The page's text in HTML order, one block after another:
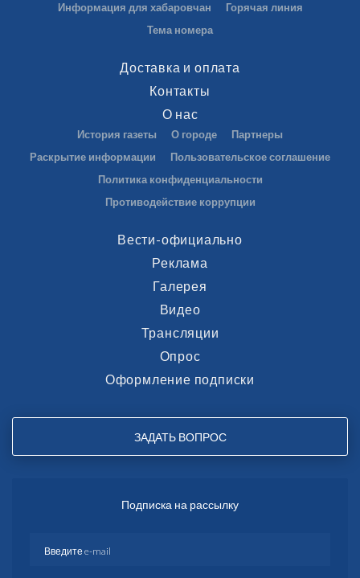
Информация для хабаровчан
Горячая линия
Тема номера
Доставка и оплата
Контакты
О нас
История газеты О городе
Партнеры
Раскрытие информации
Пользовательское соглашение
Политика конфиденциальности
Противодействие коррупции
Вести-официально
Реклама
Галерея
Видео
Трансляции
Опрос
Оформление подписки
ЗАДАТЬ ВОПРОС
Подписка на рассылку